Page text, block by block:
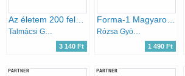
Talmácsi Gábor- Stefano Favaro
3 140 Ft
Rózsa György
1 490 Ft
PARTNER PARTNER